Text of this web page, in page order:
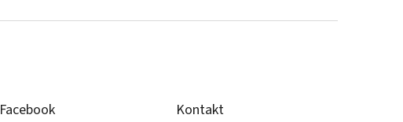
Facebook Kontakt